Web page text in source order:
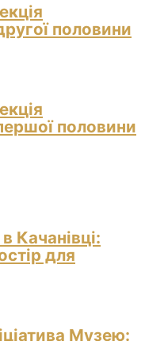
половини
половини
Качанівці:
для
Музею: